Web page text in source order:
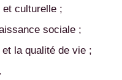
et culturelle ;
sociale ;
la qualité de vie ;